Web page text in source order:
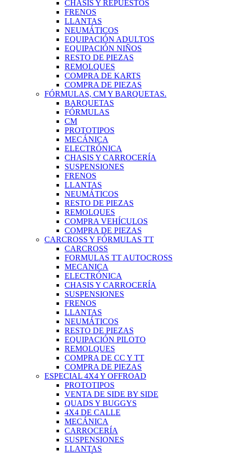
CHASIS Y REPUESTOS
FRENOS
LLANTAS
NEUMÁTICOS
EQUIPACIÓN ADULTOS
EQUIPACIÓN NIÑOS
RESTO DE PIEZAS
REMOLQUES
COMPRA DE KARTS
COMPRA DE PIEZAS
FÓRMULAS, CM Y BARQUETAS.
BARQUETAS
FÓRMULAS
CM
PROTOTIPOS
MECÁNICA
ELECTRÓNICA
CHASIS Y CARROCERÍA
SUSPENSIONES
FRENOS
LLANTAS
NEUMÁTICOS
RESTO DE PIEZAS
REMOLQUES
COMPRA VEHÍCULOS
COMPRA DE PIEZAS
CARCROSS Y FÓRMULAS TT
CARCROSS
FORMULAS TT AUTOCROSS
MECANICA
ELECTRÓNICA
CHASIS Y CARROCERÍA
SUSPENSIONES
FRENOS
LLANTAS
NEUMÁTICOS
RESTO DE PIEZAS
EQUIPACIÓN PILOTO
REMOLQUES
COMPRA DE CC Y TT
COMPRA DE PIEZAS
ESPECIAL 4X4 Y OFFROAD
PROTOTIPOS
VENTA DE SIDE BY SIDE
QUADS Y BUGGYS
4X4 DE CALLE
MECÁNICA
CARROCERÍA
SUSPENSIONES
LLANTAS